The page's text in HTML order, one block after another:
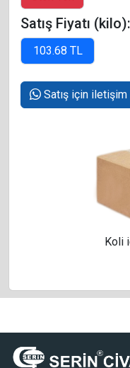
Satış Fiyatı (kilo):
Satış için iletişim
Koli